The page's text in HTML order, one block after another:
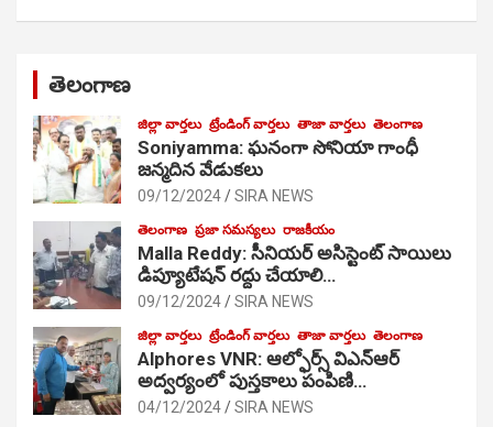
తెలంగాణ
జిల్లా వార్తలు ట్రేండింగ్ వార్తలు తాజా వార్తలు తెలంగాణ
Soniyamma: ఘ‌నంగా సోనియా గాంధీ
జ‌న్మ‌దిన వేడుక‌లు
09/12/2024 SIRA NEWS
తెలంగాణ ప్రజా సమస్యలు రాజకీయం
Malla Reddy: సీనియర్ అసిస్టెంట్ సాయిలు
డిప్యూటేషన్ రద్దు చేయాలి…
09/12/2024 SIRA NEWS
జిల్లా వార్తలు ట్రేండింగ్ వార్తలు తాజా వార్తలు తెలంగాణ
Alphores VNR: ఆల్ఫోర్స్ విఎన్ఆర్
అద్వర్యంలో పుస్తకాలు పంపిణి…
04/12/2024 SIRA NEWS